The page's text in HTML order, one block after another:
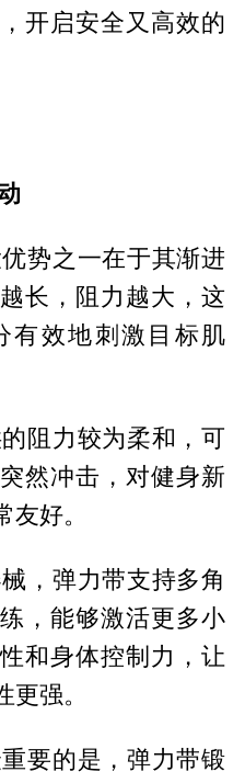
开启安全又高效的
势之一在于其渐进
长，阻力越大，这
有效地刺激目标肌
阻力较为柔和，可
然冲击，对健身新
好。
，弹力带支持多角
，能够激活更多小
和身体控制力，让
强。
要的是，弹力带锻